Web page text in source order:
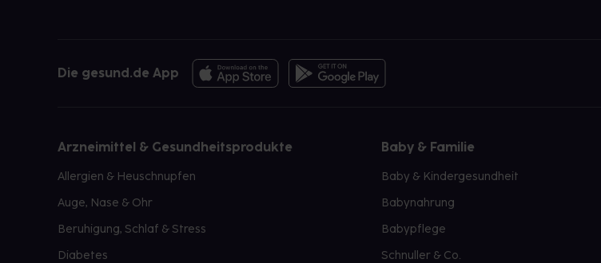
Die gesund.de App
Arzneimittel & Gesundheitsprodukte
Allergien & Heuschnupfen
Auge, Nase & Ohr
Beruhigung, Schlaf & Stress
Diabetes
Baby & Familie
Baby & Kindergesundheit
Babynahrung
Babypflege
Schnuller & Co.